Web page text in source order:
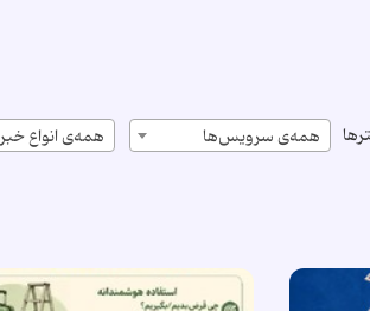
همه‌ی سرویس‌ها همه‌ی انواع خبر